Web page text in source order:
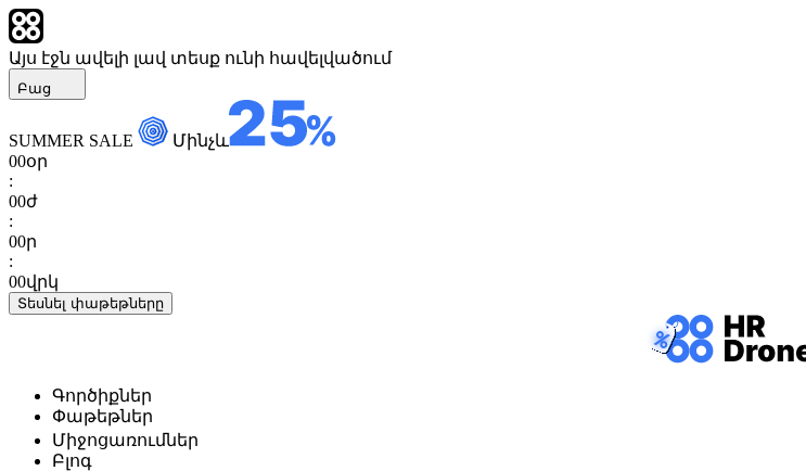
Այս էջն ավելի լավ տեսք ունի հավելվածում
Բաց
SUMMER SALE
Մինչև
00օր
:
00ժ
:
00ր
:
00վրկ
Տեսնել փաթեթները
Գործիքներ
Փաթեթներ
Միջոցառումներ
Բլոգ